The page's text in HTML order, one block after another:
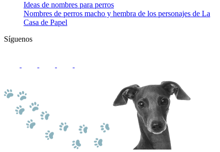
Ideas de nombres para perros
Nombres de perros macho y hembra de los personajes de La
Casa de Papel
Síguenos